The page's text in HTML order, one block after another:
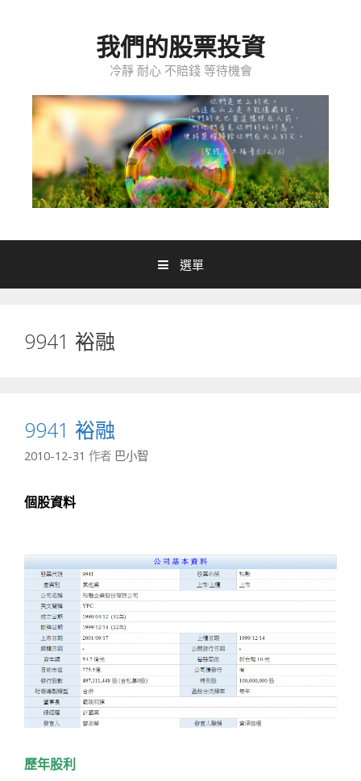
我們的股票投資
冷靜 耐心 不賠錢 等待機會
選單
9941 裕融
9941 裕融
2010-12-31 作者 巴小智
個股資料
歷年股利